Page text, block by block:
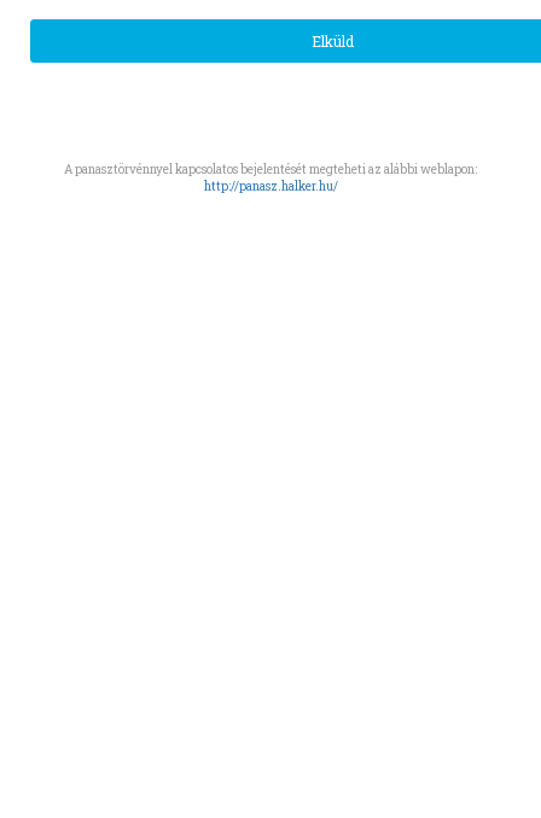
A panasztörvénnyel kapcsolatos bejelentését megteheti az alábbi weblapon:
http://panasz.halker.hu/